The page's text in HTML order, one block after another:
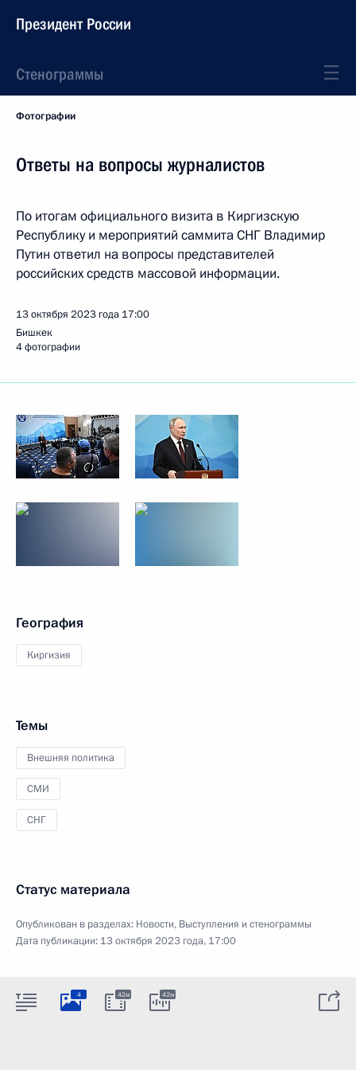
Президент России
Стенограммы
Фотографии
Ответы на вопросы журналистов
По итогам официального визита в Киргизскую
Республику и мероприятий саммита СНГ Владимир
Путин ответил на вопросы представителей
российских средств массовой информации.
13 октября 2023 года 17:00
Бишкек
4 фотографии
География
Киргизия
Темы
Внешняя политика
СМИ
СНГ
Статус материала
Опубликован в разделах: Новости, Выступления и стенограммы
Дата публикации: 13 октября 2023 года, 17:00
4 42м 42м